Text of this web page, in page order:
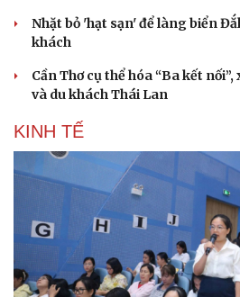
Nhặt bỏ 'hạt sạn' để làng biển
khách
Cần Thơ cụ thể hóa “Ba kết
và du khách Thái Lan
KINH TẾ